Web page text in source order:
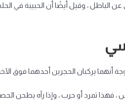
الباطل ، وقيل أيضًا أن الحبيبة في
أنهما يركبان الحجرين أحدهما فوق
، فهذا تمرد أو حرب ، وإذا رآه يطحن